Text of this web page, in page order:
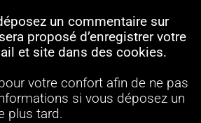
un commentaire sur
proposé d’enregistrer votre
et site dans des cookies.
votre confort afin de ne pas
si vous déposez un
plus tard.